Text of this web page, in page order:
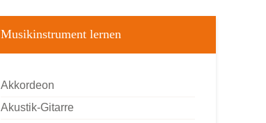
Musikinstrument lernen
Akkordeon
Akustik-Gitarre